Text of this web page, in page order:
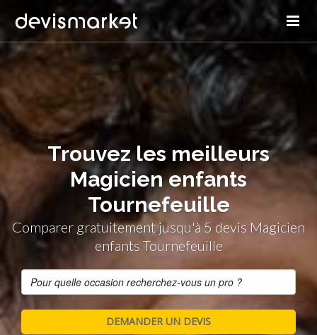
Trouvez les meilleurs
Magicien enfants
Tournefeuille
Comparer gratuitement jusqu'à 5 devis Magicien
enfants Tournefeuille